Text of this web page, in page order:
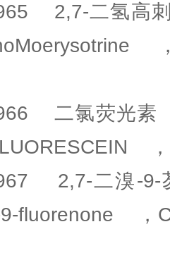
2,7-二氢
二氯荧光
2,7-二溴-
9-fluorenone